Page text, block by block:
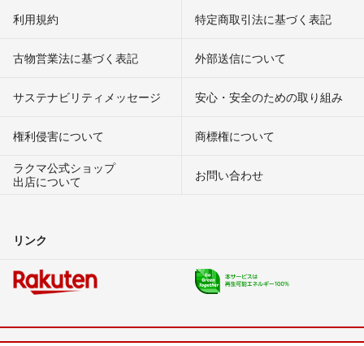
利用規約 特定商取引法に基づく表記
古物営業法に基づく表記 外部送信について
サステナビリティメッセージ 安心・安全のための取り組み
権利侵害について
商標権について
ラクマ公式ショップ
出店について
お問い合わせ
リンク